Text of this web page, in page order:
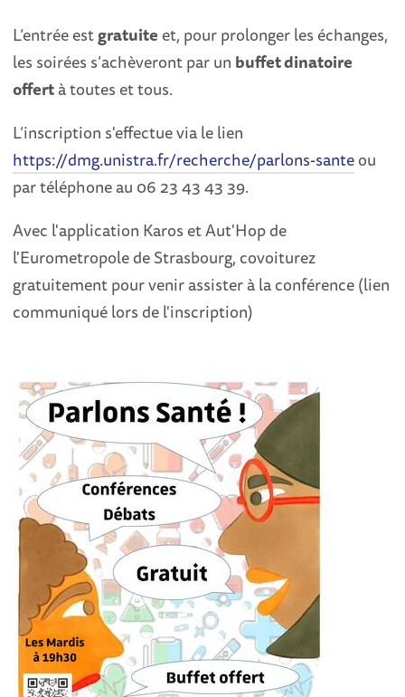
L’entrée estgratuite et, pour prolonger les échanges,
les soirées s’achèveront par un buffet dinatoire
offertà toutes et tous.
L’inscription s'effectue via le lien
https://dmg.unistra.fr/recherche/parlons-santeou
par téléphone au 06 23 43 43 39.
Avec l'application Karos et Aut'Hop de
l'Eurometropole de Strasbourg, covoiturez
gratuitement pour venir assister à la conférence (lien
communiqué lors de l'inscription)